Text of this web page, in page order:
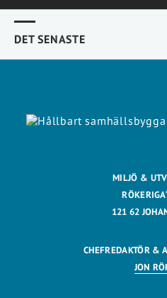
DET SENASTE
MILJÖ &
121 62
CHEFREDAKTÖR &
JON